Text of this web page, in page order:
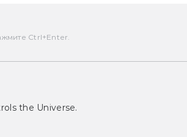
Ctrl+Enter.
the Universe.